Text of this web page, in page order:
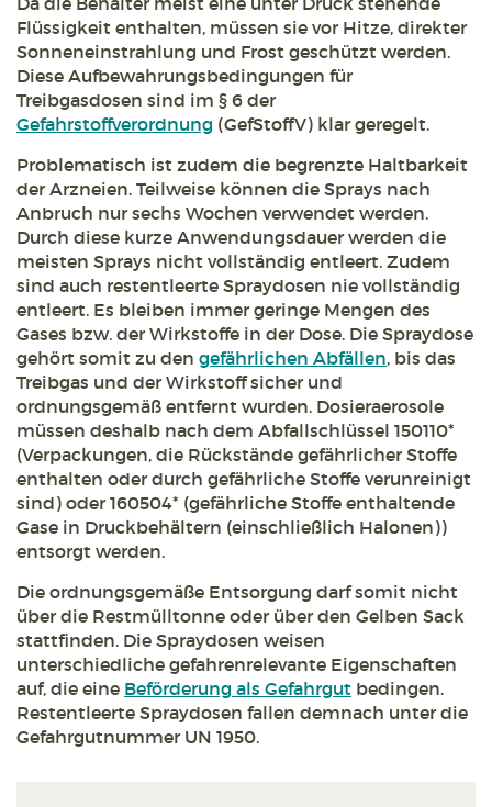
Flüssigkeit enthalten, müssen sie vor Hitze, direkter
Sonneneinstrahlung und Frost geschützt werden.
Diese Aufbewahrungsbedingungen für
Treibgasdosen sind im § 6 der
Gefahrstoffverordnung (GefStoffV) klar geregelt.
Problematisch ist zudem die begrenzte Haltbarkeit
der Arzneien. Teilweise können die Sprays nach
Anbruch nur sechs Wochen verwendet werden.
Durch diese kurze Anwendungsdauer werden die
meisten Sprays nicht vollständig entleert. Zudem
sind auch restentleerte Spraydosen nie vollständig
entleert. Es bleiben immer geringe Mengen des
Gases bzw. der Wirkstoffe in der Dose. Die Spraydose
gehört somit zu den gefährlichen Abfällen, bis das
Treibgas und der Wirkstoff sicher und
ordnungsgemäß entfernt wurden. Dosieraerosole
müssen deshalb nach dem Abfallschlüssel 150110*
(Verpackungen, die Rückstände gefährlicher Stoffe
enthalten oder durch gefährliche Stoffe verunreinigt
sind) oder 160504* (gefährliche Stoffe enthaltende
Gase in Druckbehältern (einschließlich Halonen))
entsorgt werden.
Die ordnungsgemäße Entsorgung darf somit nicht
über die Restmülltonne oder über den Gelben Sack
stattfinden. Die Spraydosen weisen
unterschiedliche gefahrenrelevante Eigenschaften
auf, die eine Beförderung als Gefahrgut bedingen.
Restentleerte Spraydosen fallen demnach unter die
Gefahrgutnummer UN 1950.